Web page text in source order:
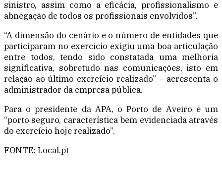
sinistro, assim como a eficácia, profissionalismo e
abnegação de todos os profissionais envolvidos”.
“A dimensão do cenário e o número de entidades que
participaram no exercício exigiu uma boa articulação
entre todos, tendo sido constatada uma melhoria
significativa, sobretudo nas comunicações, isto em
relação ao último exercício realizado” – acrescenta o
administrador da empresa pública.
Para o presidente da APA, o Porto de Aveiro é um
“porto seguro, característica bem evidenciada através
do exercício hoje realizado”.
FONTE: Local.pt